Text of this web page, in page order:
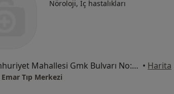
Nöroloji, İç hastalıkları
Cumhuriyet Mahallesi Gmk Bulvarı No:204/A, Mersin • Harita
Emar Tıp Merkezi